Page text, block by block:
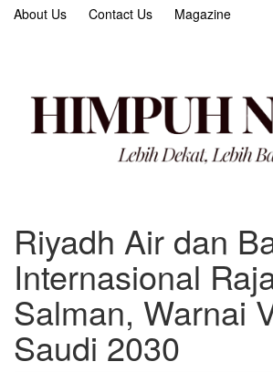
About Us Contact Us Magazine
Riyadh Air dan
Internasional
Salman, Warnai
Saudi 2030